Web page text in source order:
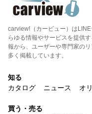
carview!（カービュー）は
らゆる情報やサービスを提供
報から、ユーザーや専門家の
多く掲載しています。
知る
カタログ
ニュース オ
買う・売る